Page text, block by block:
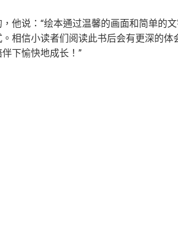
他说：“绘本通过温馨的画面和简单的
相信小读者们阅读此书后会有更深的
下愉快地成长！”